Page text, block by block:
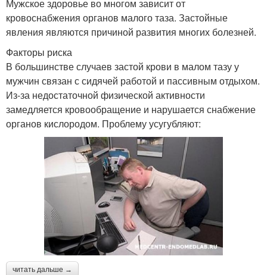
Мужское здоровье во многом зависит от
кровоснабжения органов малого таза. Застойные
явления являются причиной развития многих болезней.
Факторы риска
В большинстве случаев застой крови в малом тазу у
мужчин связан с сидячей работой и пассивным отдыхом.
Из-за недостаточной физической активности
замедляется кровообращение и нарушается снабжение
органов кислородом. Проблему усугубляют:
читать дальше →